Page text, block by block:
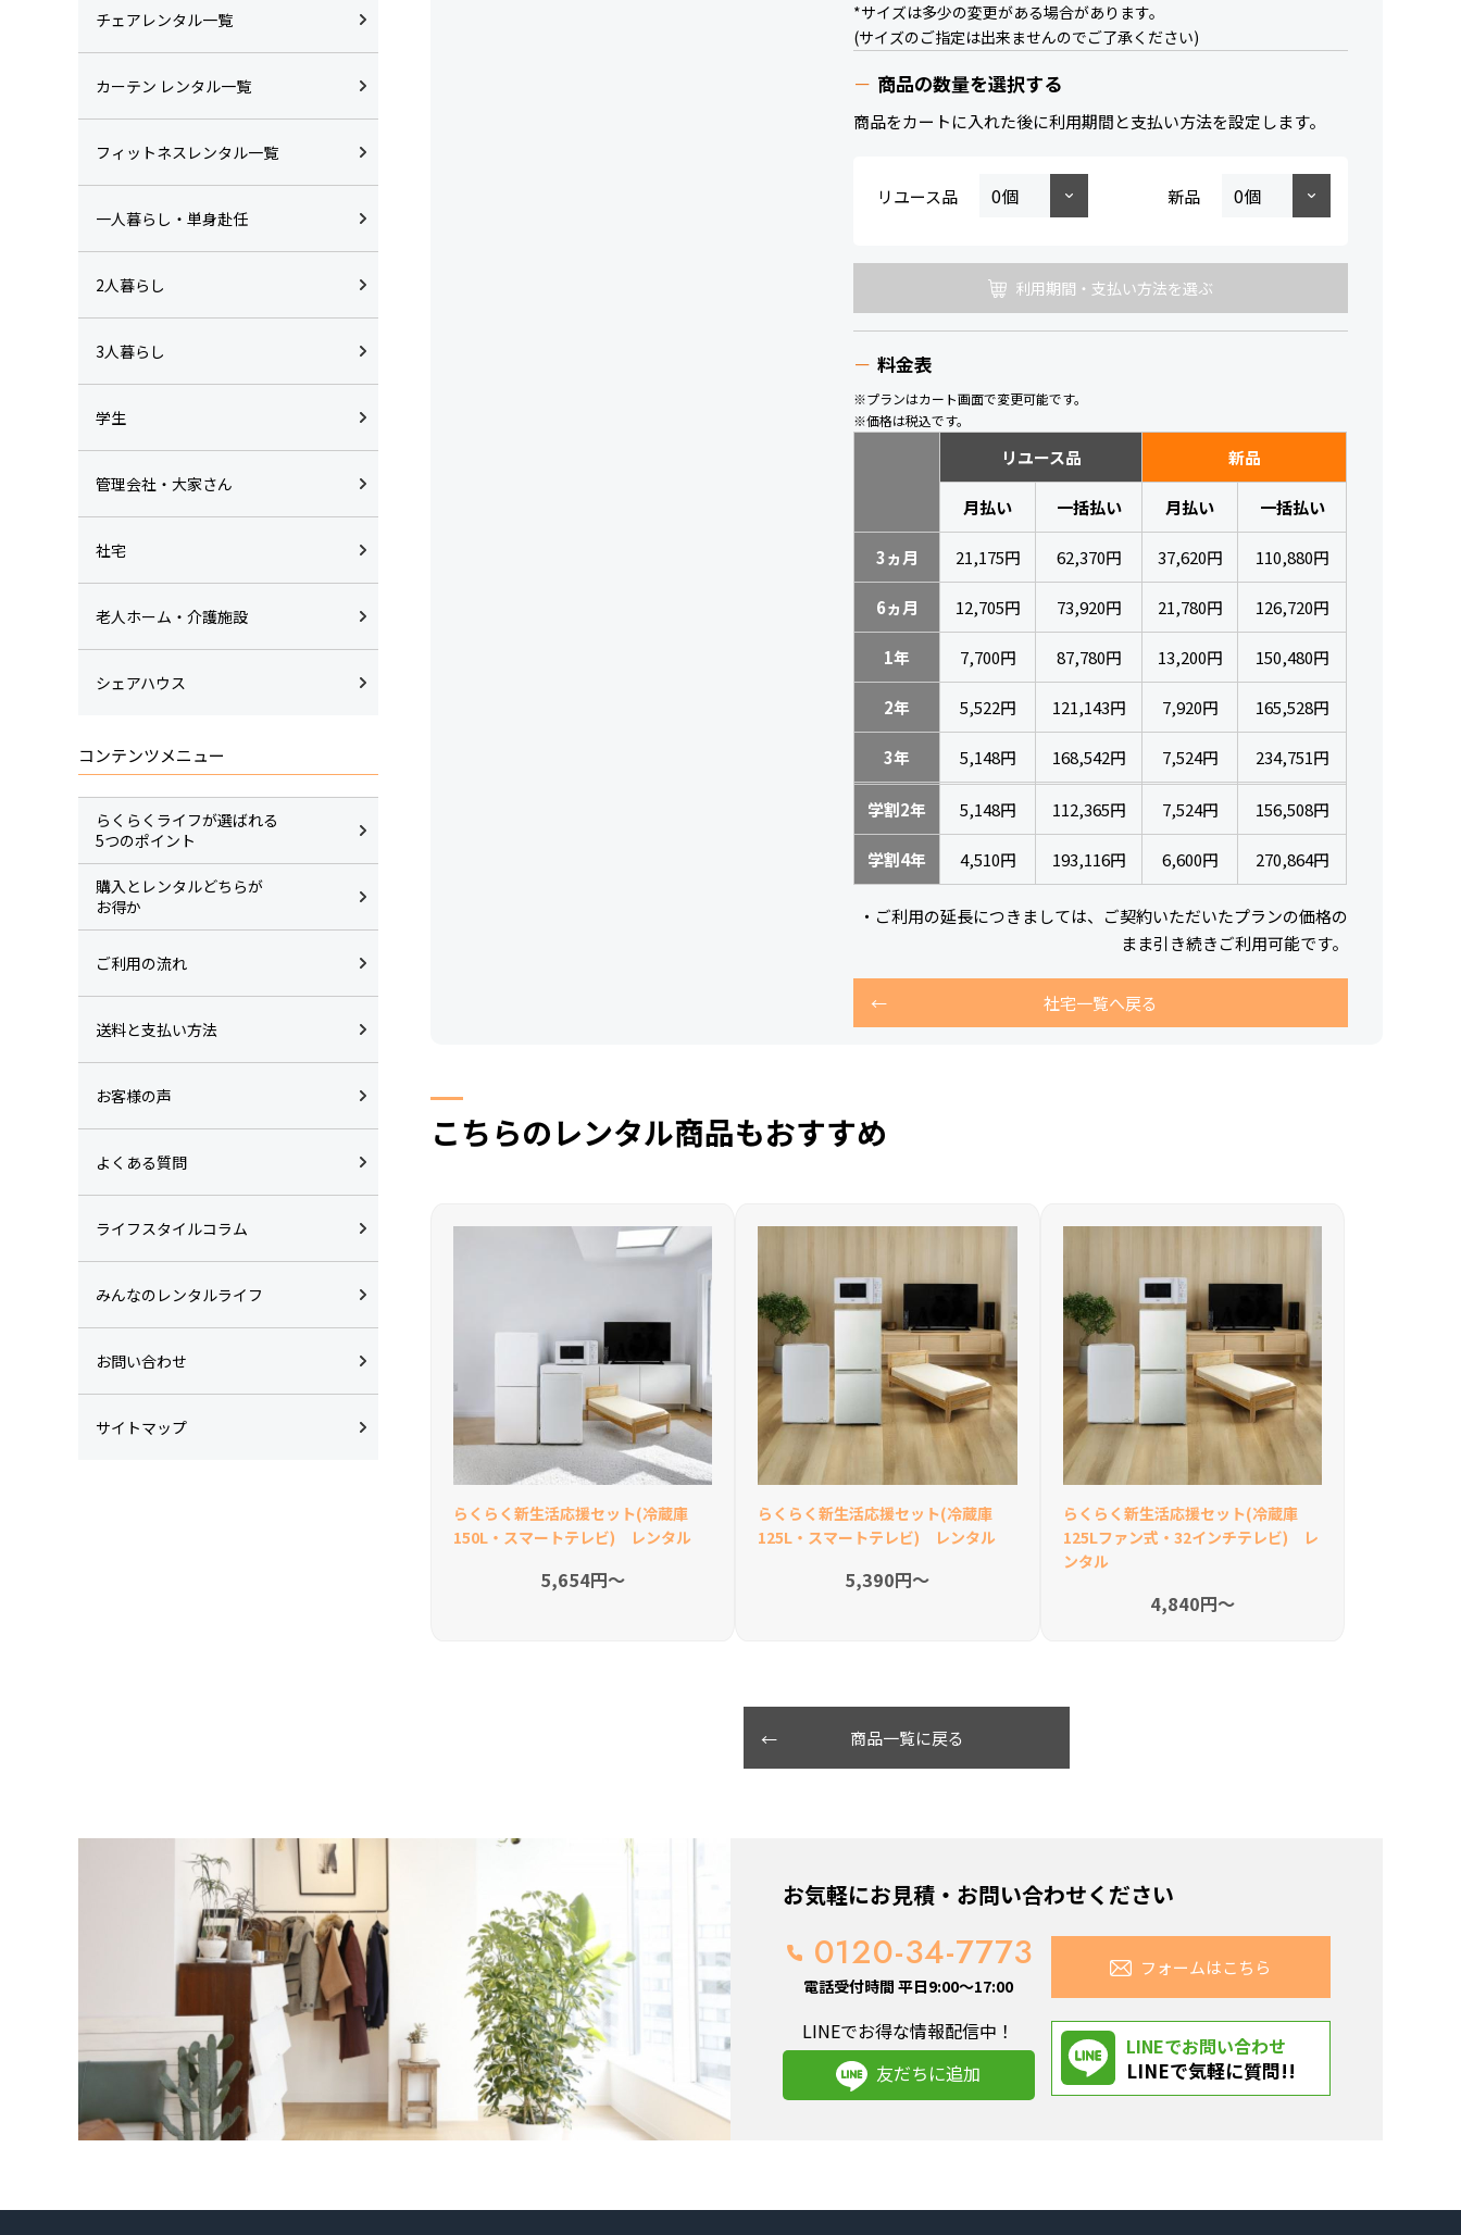
*サイズは多少の変更がある場合があります。
(サイズのご指定は出来ませんのでご了承ください)
商品の数量を選択する
商品をカートに入れた後に利用期間と支払い方法を設定します。
リユース品 新品
利用期間・支払い方法を選ぶ
料金表
※プランはカート画面で変更可能です。
※価格は税込です。
リユース品 新品
月払い 一括払い 月払い 一括払い
3ヵ月 21,175円 62,370円 37,620円 110,880円
6ヵ月 12,705円 73,920円 21,780円 126,720円
1年 7,700円 87,780円 13,200円 150,480円
2年 5,522円 121,143円 7,920円 165,528円
3年 5,148円 168,542円 7,524円 234,751円
学割2年 5,148円 112,365円 7,524円 156,508円
学割4年 4,510円 193,116円 6,600円 270,864円
・ご利用の延長につきましては、ご契約いただいたプランの価格の
まま引き続きご利用可能です。
社宅一覧へ戻る
こちらのレンタル商品もおすすめ
らくらく新生活応援セット(冷蔵庫
150L・スマートテレビ) レンタル
5,654円〜
らくらく新生活応援セット(冷蔵庫
125L・スマートテレビ) レンタル
5,390円〜
らくらく新生活応援セット(冷蔵庫
125Lファン式・32インチテレビ) レ
ンタル
4,840円〜
商品一覧に戻る
チェアレンタル一覧
カーテン レンタル一覧
フィットネスレンタル一覧
一人暮らし・単身赴任
2人暮らし
3人暮らし
学生
管理会社・大家さん
社宅
老人ホーム・介護施設
シェアハウス
コンテンツメニュー
らくらくライフが選ばれる
5つのポイント
購入とレンタルどちらが
お得か
ご利用の流れ
送料と支払い方法
お客様の声
よくある質問
ライフスタイルコラム
みんなのレンタルライフ
お問い合わせ
サイトマップ
お気軽にお見積・お問い合わせください
0120-34-7773
電話受付時間 平日9:00～17:00
フォームはこちら
LINEでお得な情報配信中！
友だちに追加
LINEでお問い合わせ
LINEで気軽に質問!!